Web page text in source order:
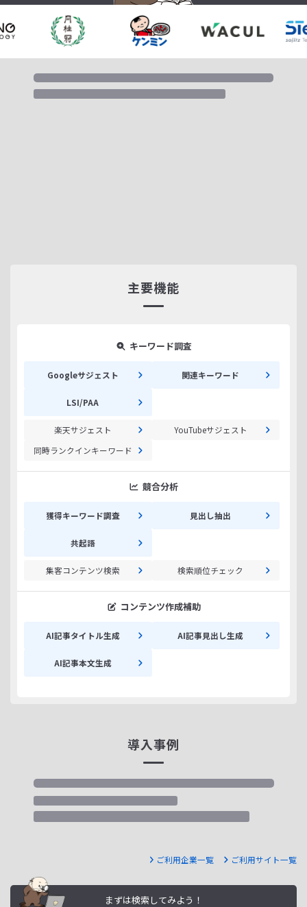
主要機能
キーワード調査
Googleサジェスト 関連キーワード
LSI/PAA
楽天サジェスト
YouTubeサジェスト
同時ランクインキーワード
競合分析
獲得キーワード調査 見出し抽出
共起語
集客コンテンツ検索 検索順位チェック
コンテンツ作成補助
AI記事タイトル生成 AI記事見出し生成
AI記事本文生成
導入事例
ご利用企業一覧 ご利用サイト一覧
まずは検索してみよう！